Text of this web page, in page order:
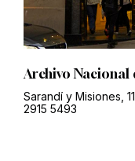
Archivo Nacional
Sarandí y Misiones,
2915 5493